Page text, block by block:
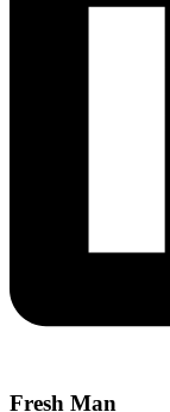
Fresh Man